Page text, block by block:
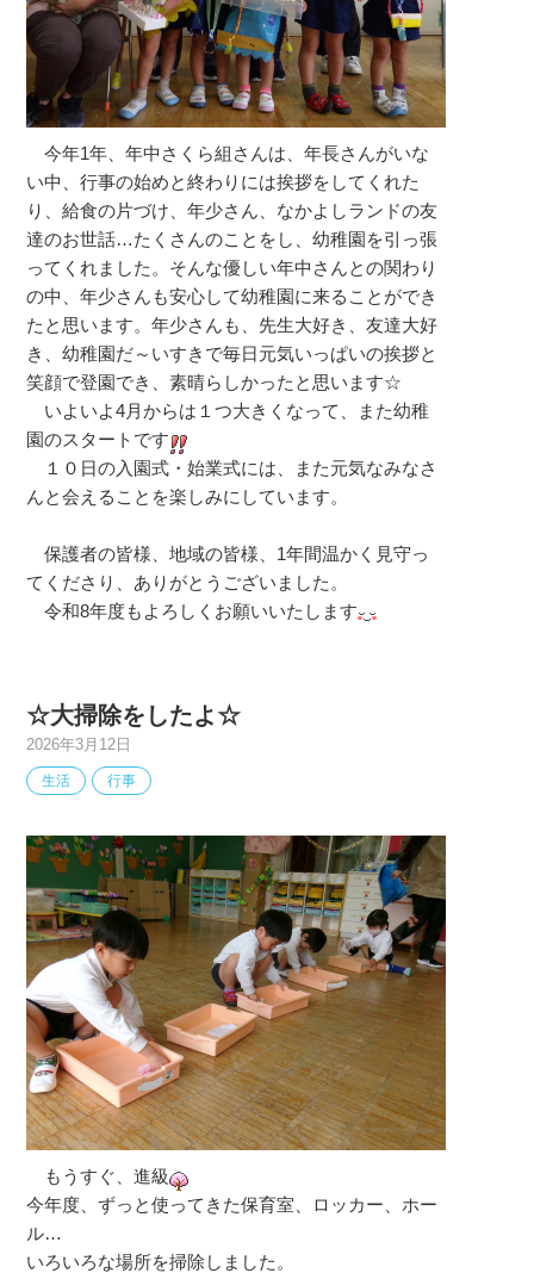
今年1年、年中さくら組さんは、年長さんがいな
い中、行事の始めと終わりには挨拶をしてくれた
り、給食の片づけ、年少さん、なかよしランドの友
達のお世話…たくさんのことをし、幼稚園を引っ張
ってくれました。そんな優しい年中さんとの関わり
の中、年少さんも安心して幼稚園に来ることができ
たと思います。年少さんも、先生大好き、友達大好
き、幼稚園だ～いすきで毎日元気いっぱいの挨拶と
笑顔で登園でき、素晴らしかったと思います☆
いよいよ4月からは１つ大きくなって、また幼稚
園のスタートです
１０日の入園式・始業式には、また元気なみなさ
んと会えることを楽しみにしています。
保護者の皆様、地域の皆様、1年間温かく見守っ
てくださり、ありがとうございました。
令和8年度もよろしくお願いいたします
☆大掃除をしたよ☆
2026年3月12日
生活 行事
もうすぐ、進級
今年度、ずっと使ってきた保育室、ロッカー、ホー
ル…
いろいろな場所を掃除しました。